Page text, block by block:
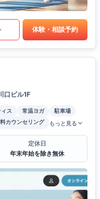
体験・相談予約
口ビル1F
ス 常温ヨガ
駐車場
カウンセリング もっと見る
定休日
年末年始を除き無休